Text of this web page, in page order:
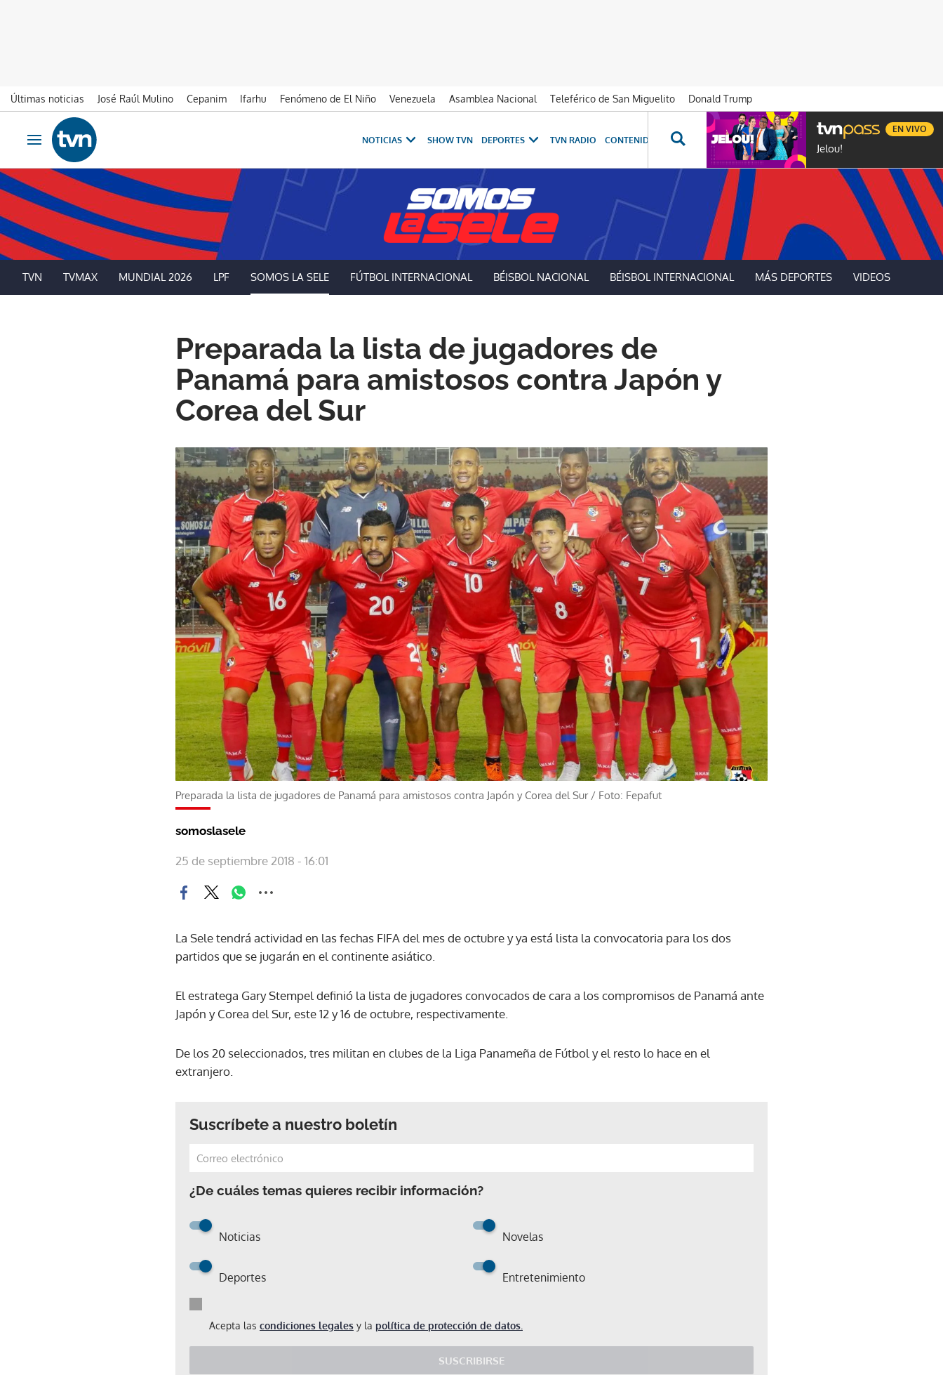
Últimas noticias José Raúl Mulino Cepanim Ifarhu Fenómeno de El Niño Venezuela Asamblea Nacional Teleférico de San Miguelito
Donald Trump
Ir al contenido
Obrir navegació
NOTICIAS SHOW TVN DEPORTES TVN RADIO CONTENIDOS ESPECIALES NOVELAS PROGRAMAS GENTE TVN
Jelou!
EN VIVO
TVN TVMAX MUNDIAL 2026 LPF SOMOS LA SELE FÚTBOL INTERNACIONAL BÉISBOL NACIONAL BÉISBOL INTERNACIONAL MÁS DEPORTES VIDEOS
Preparada la lista de jugadores de
Panamá para amistosos contra Japón y
Corea del Sur
Preparada la lista de jugadores de Panamá para amistosos contra Japón y Corea del Sur/ Foto: Fepafut
somoslasele
25 de septiembre 2018 - 16:01
La Sele tendrá actividad en las fechas FIFA del mes de octubre y ya está lista la convocatoria para los dos
partidos que se jugarán en el continente asiático.
El estratega Gary Stempel definió la lista de jugadores convocados de cara a los compromisos de Panamá ante
Japón y Corea del Sur, este 12 y 16 de octubre, respectivamente.
De los 20 seleccionados, tres militan en clubes de la Liga Panameña de Fútbol y el resto lo hace en el
extranjero.
Suscríbete a nuestro boletín
¿De cuáles temas quieres recibir información?
Noticias Novelas
Deportes Entretenimiento
Acepta las condiciones legales y la política de protección de datos.
SUSCRIBIRSE